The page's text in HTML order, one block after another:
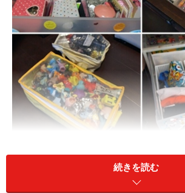
食器やカトラリーなどの収納場所もき
続きを読む